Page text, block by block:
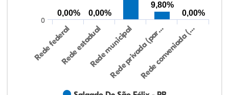
Rede federalRede estadualRede municipal
Rede privada (par…Rede conveniada (…
0
0,00% 0,00%
9,80%
0,00%